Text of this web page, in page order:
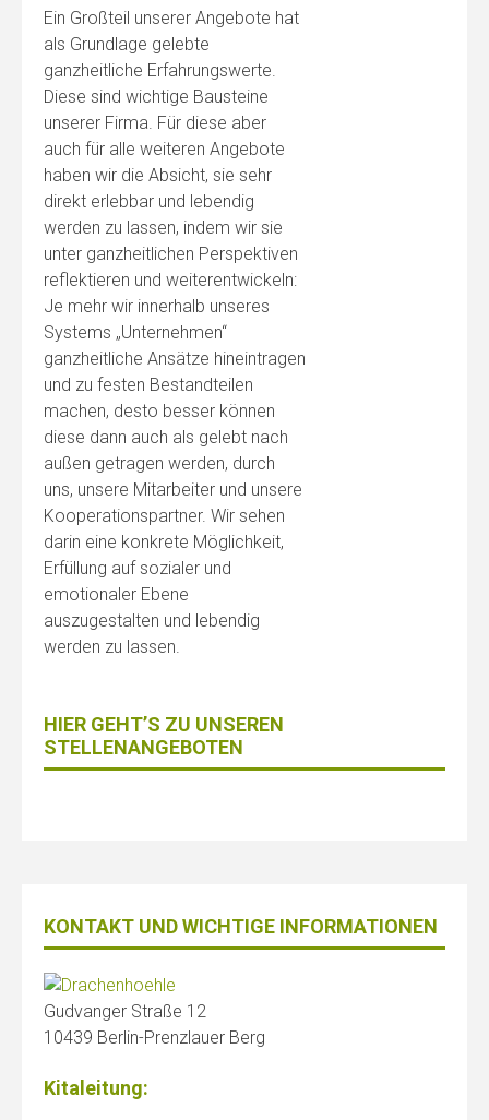
Ein Großteil unserer Angebote hat
als Grundlage gelebte
ganzheitliche Erfahrungswerte.
Diese sind wichtige Bausteine
unserer Firma. Für diese aber
auch für alle weiteren Angebote
haben wir die Absicht, sie sehr
direkt erlebbar und lebendig
werden zu lassen, indem wir sie
unter ganzheitlichen Perspektiven
reflektieren und weiterentwickeln:
Je mehr wir innerhalb unseres
Systems „Unternehmen“
ganzheitliche Ansätze hineintragen
und zu festen Bestandteilen
machen, desto besser können
diese dann auch als gelebt nach
außen getragen werden, durch
uns, unsere Mitarbeiter und unsere
Kooperationspartner. Wir sehen
darin eine konkrete Möglichkeit,
Erfüllung auf sozialer und
emotionaler Ebene
auszugestalten und lebendig
werden zu lassen.
HIER GEHT’S ZU UNSEREN
STELLENANGEBOTEN
KONTAKT UND WICHTIGE INFORMATIONEN
Gudvanger Straße 12
10439 Berlin-Prenzlauer Berg
Kitaleitung: